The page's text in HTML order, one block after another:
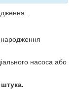
народження
насоса або
штука.